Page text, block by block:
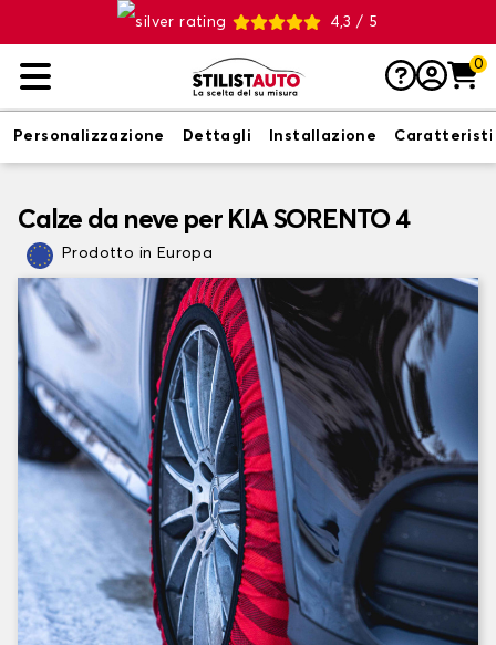
4,3 / 5
0
Personalizzazione Dettagli Installazione
Calze da neve per KIA SORENTO 4
Prodotto in Europa